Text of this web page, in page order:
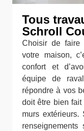
Tous
Schroll
Choisir de faire
votre maison,
confort et
équipe de
répondre à vos
doit être bien fait
murs